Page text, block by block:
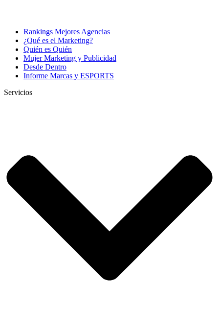
Rankings Mejores Agencias
¿Qué es el Marketing?
Quién es Quién
Mujer Marketing y Publicidad
Desde Dentro
Informe Marcas y ESPORTS
Servicios